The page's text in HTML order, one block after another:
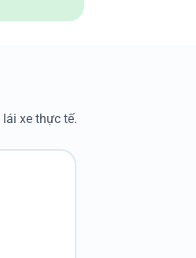
xe thực tế.